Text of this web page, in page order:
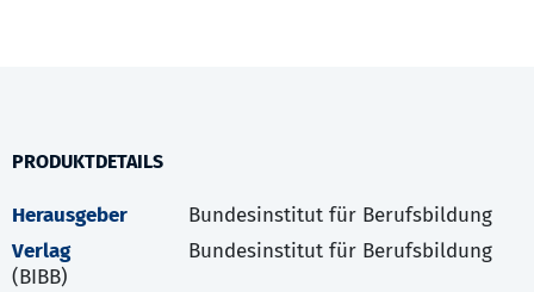
PRODUKTDETAILS
Herausgeber
Bundesinstitut für Berufsbildung
Verlag
Bundesinstitut für Berufsbildung
(BIBB)